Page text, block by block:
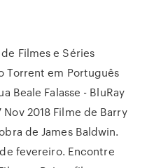
Filmes e Séries
Torrent em Português
Beale Falasse - BluRay
2018 Filme de Barry
de James Baldwin.
fevereiro. Encontre